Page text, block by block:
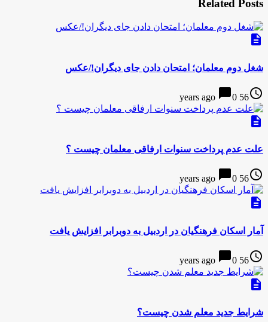
Related Posts
description
شغل دوم معلمان؛ امتحان دادن جای دیگران!/عکس
access_time
56 years ago
chat_bubble0
description
علت عدم پرداخت سنوات ارفاقی معلمان چیست ؟
access_time
56 years ago
chat_bubble0
description
آمار اسکان فرهنگیان در اردبیل به دوبرابر افزایش یافت
access_time
56 years ago
chat_bubble0
description
شرایط جدید معلم شدن چیست؟